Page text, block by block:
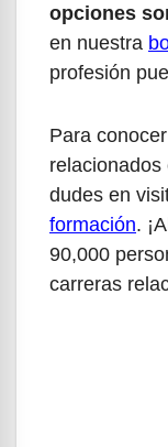
opciones
en nuestra
profesión
Para
dudes en
formación.
90,000
carreras